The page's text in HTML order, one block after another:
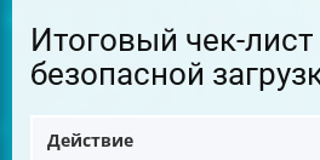
Итоговый чек-
безопасной
Действие